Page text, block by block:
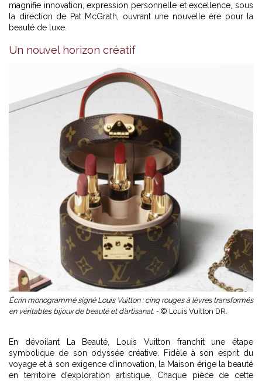
magnifie innovation, expression personnelle et excellence, sous
la direction de Pat McGrath, ouvrant une nouvelle ère pour la
beauté de luxe.
Un nouvel horizon créatif
Écrin monogrammé signé Louis Vuitton : cinq rouges à lèvres transformés
en véritables bijoux de beauté et d’artisanat. - © Louis Vuitton DR.
En dévoilant La Beauté, Louis Vuitton franchit une étape
symbolique de son odyssée créative. Fidèle à son esprit du
voyage et à son exigence d’innovation, la Maison érige la beauté
en territoire d’exploration artistique. Chaque pièce de cette